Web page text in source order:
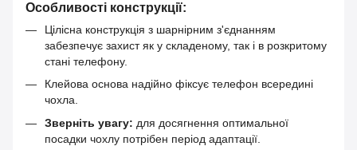
Особливості конструкції:
Цілісна конструкція з шарнірним з'єднанням
забезпечує захист як у складеному, так і в розкритому
стані телефону.
Клейова основа надійно фіксує телефон всередині
чохла.
Зверніть увагу: для досягнення оптимальної
посадки чохлу потрібен період адаптації.